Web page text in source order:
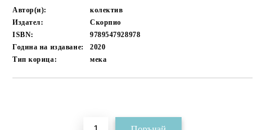
Автор(и):
колектив
Издател:
Скорпио
ISBN:
9789547928978
Година на издаване:
2020
Тип корица:
мека